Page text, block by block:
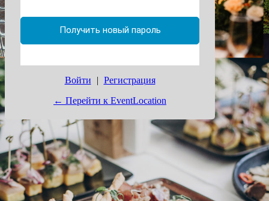
Войти | Регистрация
← Перейти к EventLocation